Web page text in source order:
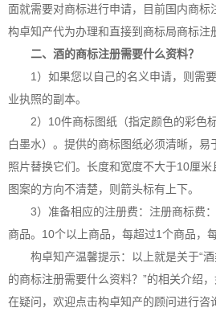
面就需要对商标进行申请，目前国内商标
构卓知产代为办理和直接到商标局商标注
二、酒的商标注册需要什么资料？
1）如果您以自己的名义申请，则需要
业执照的副本。
2）10件商标图纸（指定颜色的彩色
白墨水）。提供的商标图纸必须清晰，易
照片替换它们。长度和宽度不大于10厘
图案的方向不清楚，则箭头标有上下。
3）准备相应的注册费：注册商标费：
商品。10个以上商品，每超过1个商品，
构卓知产温馨提示：以上就是关于“
的商标注册需要什么资料？”的相关介绍
在疑问，欢迎点击构卓知产的顾问进行咨